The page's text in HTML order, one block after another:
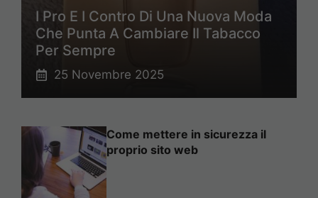
I Pro E I Contro Di Una Nuova Moda
Che Punta A Cambiare Il Tabacco
Per Sempre
25 Novembre 2025
Come mettere in sicurezza il
proprio sito web